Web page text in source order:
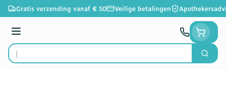
Ga naar de inhoud
Gratis verzending vanaf € 50 Veilige betalingen
Menu
Product, merk, categorie...
Zoek